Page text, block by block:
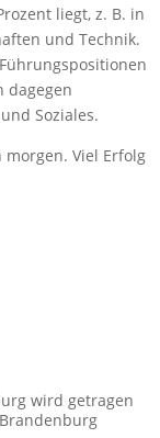
liegt, z. B. in
und Technik.
dagegen
Soziales.
Viel Erfolg
wird getragen